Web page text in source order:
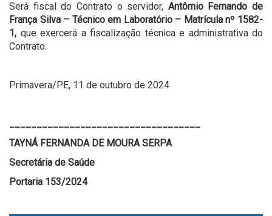
Será fiscal do Contrato o servidor, Antômio Fernando de
França Silva – Técnico em Laboratório – Matrícula nº 1582-
1, que exercerá a fiscalização técnica e administrativa do
Contrato.
Primavera/PE, 11 de outubro de 2024
___________________________________
TAYNÁ FERNANDA DE MOURA SERPA
Secretária de Saúde
Portaria 153/2024